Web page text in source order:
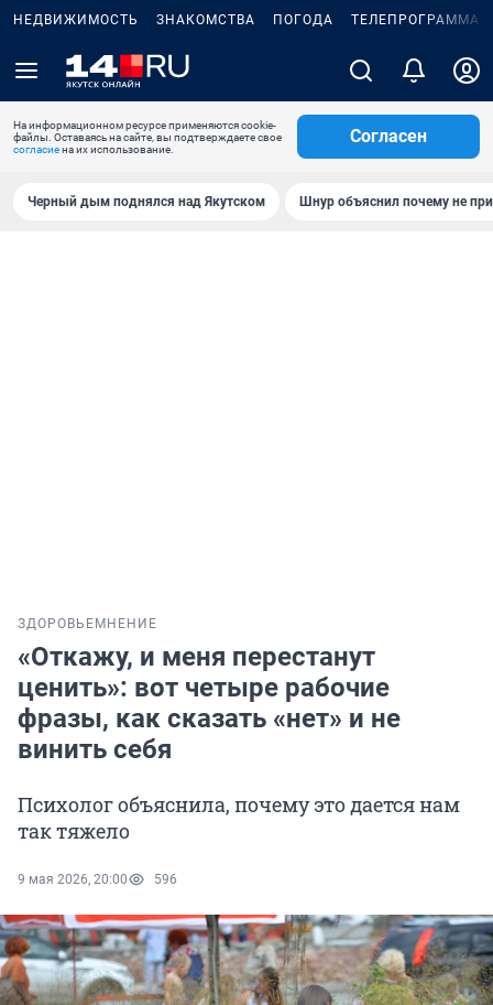
НЕДВИЖИМОСТЬ ЗНАКОМСТВА ПОГОДА ТЕЛЕПРОГРАММА
На информационном ресурсе применяются cookie-
файлы. Оставаясь на сайте, вы подтверждаете свое
согласиена их использование.
Согласен
Черный дым поднялся над Якутском Шнур объяснил почему не
ЗДОРОВЬЕ МНЕНИЕ
«Откажу, и меня перестанут
ценить»: вот четыре рабочие
фразы, как сказать «нет» и не
винить себя
Психолог объяснила, почему это дается нам
так тяжело
9 мая 2026, 20:00 596